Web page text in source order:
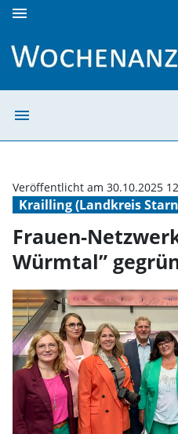
menu
menu
Krailling (Landkreis
Veröffentlicht am 30.10.2025
Frauen-
Würmtal”